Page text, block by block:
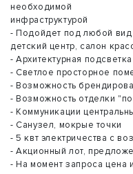
необходимой
инфраструктурой
- Подойдет под любой вид
детский центр, салон
- Архитектурная подсветка
- Светлое просторное
- Возможность
- Возможность отделки
- Коммуникации
- Санузел, мокрые точки
- 5 квт электричества с
- Акционный лот,
- На момент запроса цена